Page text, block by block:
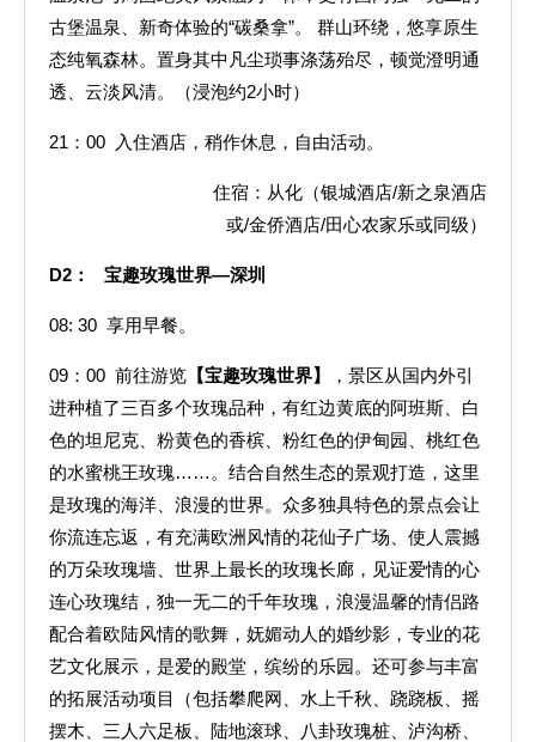
古堡温泉、新奇体验的“碳桑拿”。 群山环绕，悠享原生
态纯氧森林。置身其中凡尘琐事涤荡殆尽，顿觉澄明通
透、云淡风清。（浸泡约2小时）
21：00 入住酒店，稍作休息，自由活动。
住宿：从化（银城酒店/新之泉酒店
或/金侨酒店/田心农家乐或同级）
D2 ： 宝趣玫瑰世界—深圳
08: 30 享用早餐。
09：00 前往游览 【宝趣玫瑰世界】
，景区从国内外引
进种植了三百多个玫瑰品种，有红边黄底的阿班斯、白
色的坦尼克、粉黄色的香槟、粉红色的伊甸园、桃红色
的水蜜桃王玫瑰……。结合自然生态的景观打造，这里
是玫瑰的海洋、浪漫的世界。众多独具特色的景点会让
你流连忘返，有充满欧洲风情的花仙子广场、使人震撼
的万朵玫瑰墙、世界上最长的玫瑰长廊，见证爱情的心
连心玫瑰结，独一无二的千年玫瑰，浪漫温馨的情侣路
配合着欧陆风情的歌舞，妩媚动人的婚纱影，专业的花
艺文化展示，是爱的殿堂，缤纷的乐园。还可参与丰富
的拓展活动项目（包括攀爬网、水上千秋、跷跷板、摇
摆木、三人六足板、陆地滚球、八卦玫瑰桩、泸沟桥、